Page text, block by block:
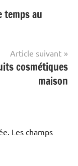
temps au
Article suivant
cosmétiques
maison
Les champs